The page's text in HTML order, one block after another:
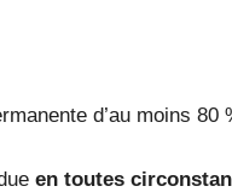
d’au moins 80
en toutes